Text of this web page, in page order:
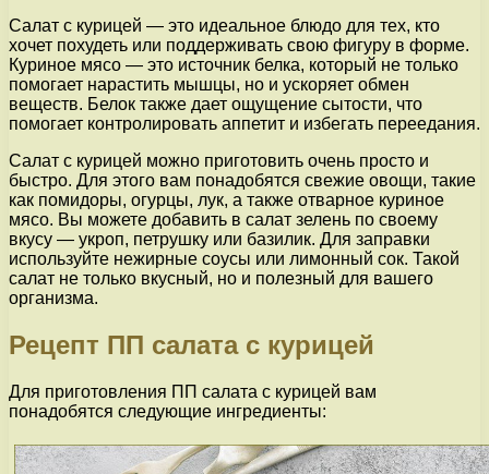
Салат с курицей — это идеальное блюдо для тех, кто
хочет похудеть или поддерживать свою фигуру в форме.
Куриное мясо — это источник белка, который не только
помогает нарастить мышцы, но и ускоряет обмен
веществ. Белок также дает ощущение сытости, что
помогает контролировать аппетит и избегать переедания.
Салат с курицей можно приготовить очень просто и
быстро. Для этого вам понадобятся свежие овощи, такие
как помидоры, огурцы, лук, а также отварное куриное
мясо. Вы можете добавить в салат зелень по своему
вкусу — укроп, петрушку или базилик. Для заправки
используйте нежирные соусы или лимонный сок. Такой
салат не только вкусный, но и полезный для вашего
организма.
Рецепт ПП салата с курицей
Для приготовления ПП салата с курицей вам
понадобятся следующие ингредиенты: